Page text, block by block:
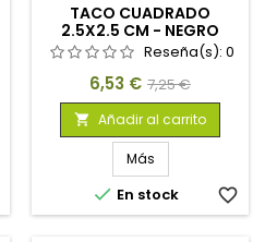
TACO CUADRADO
2.5X2.5 CM - NEGRO
Reseña(s): 0
Precio
6,53 € Precio
base
7,25 €
 Añadir al carrito
Más
 En stock favorite_border